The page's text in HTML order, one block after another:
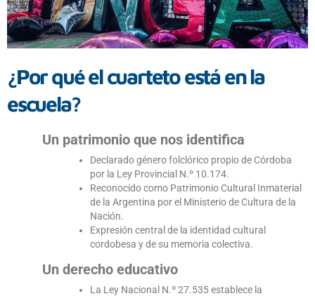
¿Por qué el cuarteto está en la
escuela?
Un patrimonio que nos identifica
Declarado género folclórico propio de Córdoba
por la Ley Provincial N.º 10.174.
Reconocido como Patrimonio Cultural Inmaterial
de la Argentina por el Ministerio de Cultura de la
Nación.
Expresión central de la identidad cultural
cordobesa y de su memoria colectiva.
Un derecho educativo
La Ley Nacional N.º 27.535 establece la